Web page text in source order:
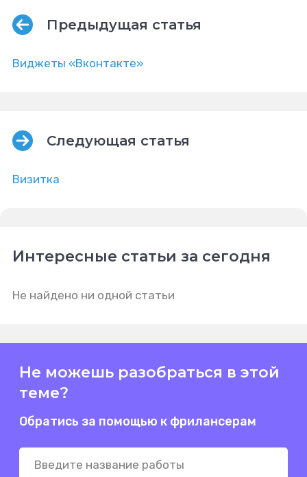
Предыдущая статья
Виджеты «Вконтакте»
Следующая статья
Визитка
Интересные статьи за сегодня
Не найдено ни одной статьи
Не можешь разобраться в этой
теме?
Обратись за помощью к фрилансерам